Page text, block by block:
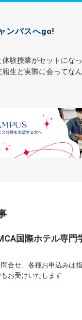
ンパスへgo!
験授業がセットにな
籍生と実際に会ってな
国際ホテル専門
合せ、各種お申込みは
お受けいたします